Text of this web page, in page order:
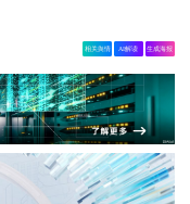
相关舆情 AI解读 生成海报